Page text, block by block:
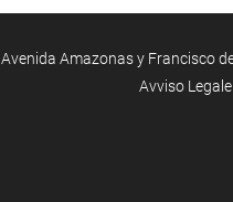
Avenida Amazonas y Francisco
Avviso Legale